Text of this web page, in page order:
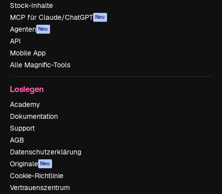
Stock-Inhalte
MCP für Claude/ChatGPT Neu
Agenten Neu
API
Mobile App
Alle Magnific-Tools
Loslegen
Academy
Dokumentation
Support
AGB
Datenschutzerklärung
Originale Neu
Cookie-Richtlinie
Vertrauenszentrum